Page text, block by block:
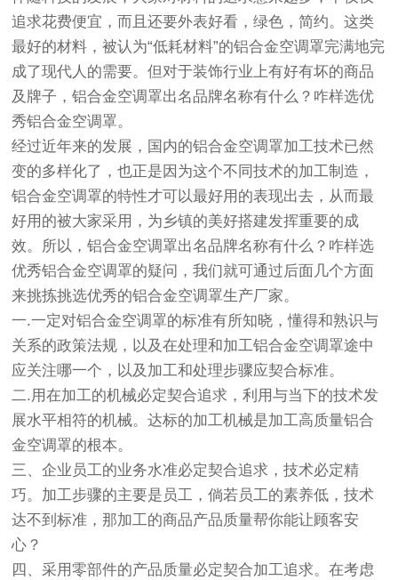
追求花费便宜，而且还要外表好看，绿色，简约。这类
最好的材料，被认为“低耗材料”的铝合金空调罩完满地完
成了现代人的需要。但对于装饰行业上有好有坏的商品
及牌子，铝合金空调罩出名品牌名称有什么？咋样选优
秀铝合金空调罩。
经过近年来的发展，国内的铝合金空调罩加工技术已然
变的多样化了，也正是因为这个不同技术的加工制造，
铝合金空调罩的特性才可以最好用的表现出去，从而最
好用的被大家采用，为乡镇的美好搭建发挥重要的成
效。所以，铝合金空调罩出名品牌名称有什么？咋样选
优秀铝合金空调罩的疑问，我们就可通过后面几个方面
来挑拣挑选优秀的铝合金空调罩生产厂家。
一.一定对铝合金空调罩的标准有所知晓，懂得和熟识与
关系的政策法规，以及在处理和加工铝合金空调罩途中
应关注哪一个，以及加工和处理步骤应契合标准。
二.用在加工的机械必定契合追求，利用与当下的技术发
展水平相符的机械。达标的加工机械是加工高质量铝合
金空调罩的根本。
三、企业员工的业务水准必定契合追求，技术必定精
巧。加工步骤的主要是员工，倘若员工的素养低，技术
达不到标准，那加工的商品产品质量帮你能让顾客安
心？
四、采用零部件的产品质量必定契合加工追求。在考虑